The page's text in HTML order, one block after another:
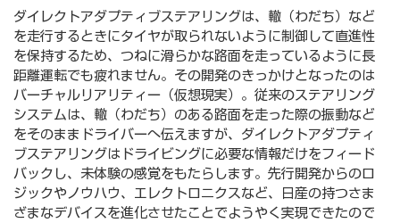
ダイレクトアダプティブステアリングは、轍（わだち）など
を走行するときにタイヤが取られないように制御して直進性
を保持するため、つねに滑らかな路面を走っているように長
距離運転でも疲れません。その開発のきっかけとなったのは
バーチャルリアリティー（仮想現実）。従来のステアリング
システムは、轍（わだち）のある路面を走った際の振動など
をそのままドライバーへ伝えますが、ダイレクトアダプティ
ブステアリングはドライビングに必要な情報だけをフィード
バックし、未体験の感覚をもたらします。先行開発からのロ
ジックやノウハウ、エレクトロニクスなど、日産の持つさま
ざまなデバイスを進化させたことでようやく実現できたので